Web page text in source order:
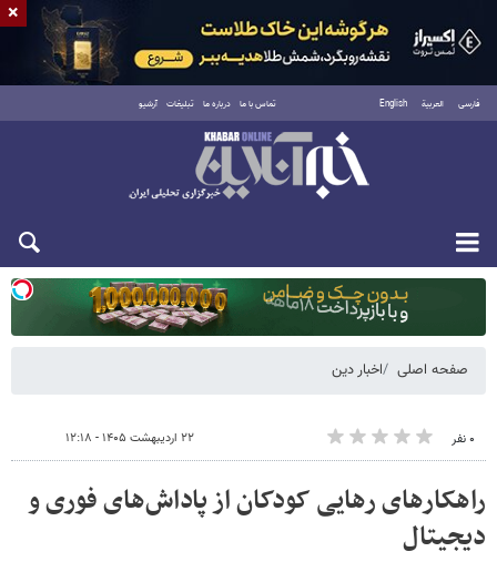
فارسی العربية English تماس با ما درباره ما تبلیغات آرشیو
یکشنبه ۱۸ مرداد ۱۴۰۵
صفحه اصلی اخبار دین
۰ نفر ۲۲ اردیبهشت ۱۴۰۵ - ۱۲:۱۸
راهکارهای رهایی کودکان از پاداش‌های فوری و
دیجیتال
×